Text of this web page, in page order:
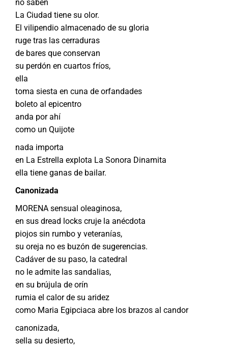
no saben
La Ciudad tiene su olor.
El vilipendio almacenado de su gloria
ruge tras las cerraduras
de bares que conservan
su perdón en cuartos fríos,
ella
toma siesta en cuna de orfandades
boleto al epicentro
anda por ahí
como un Quijote
nada importa
en La Estrella explota La Sonora Dinamita
ella tiene ganas de bailar.
Canonizada
MORENA sensual oleaginosa,
en sus dread locks cruje la anécdota
piojos sin rumbo y veteranías,
su oreja no es buzón de sugerencias.
Cadáver de su paso, la catedral
no le admite las sandalias,
en su brújula de orín
rumia el calor de su aridez
como Maria Egipciaca abre los brazos al candor
canonizada,
sella su desierto,